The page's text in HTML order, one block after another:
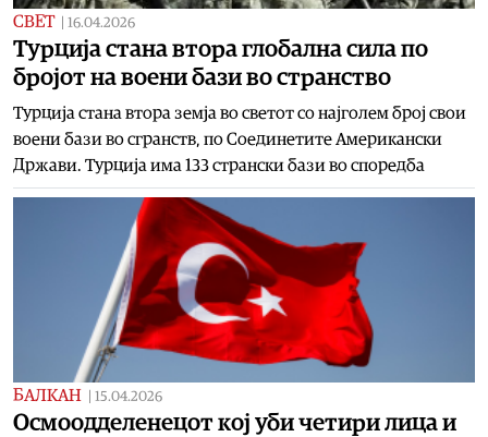
СВЕТ 16.04.2026
Турција стана втора глобална сила по
бројот на воени бази во странство
Турција стана втора земја во светот со најголем број свои
воени бази во сгранств, по Соединетите Американски
Држави. Турција има 133 странски бази во споредба
БАЛКАН 15.04.2026
Осмоодделенецот кој уби четири лица и